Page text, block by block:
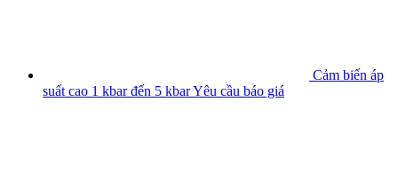
Cảm biến áp
suất cao 1 kbar đến 5 kbarYêu cầu báo giá